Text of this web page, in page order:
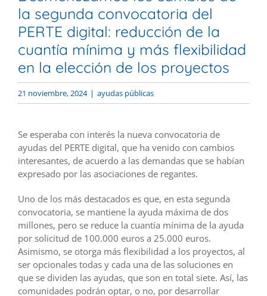
la segunda convocatoria del
PERTE digital: reducción de la
cuantía mínima y más flexibilidad
en la elección de los proyectos
21 noviembre, 2024 | ayudas públicas
Se esperaba con interés la nueva convocatoria de
ayudas del PERTE digital, que ha venido con cambios
interesantes, de acuerdo a las demandas que se habían
expresado por las asociaciones de regantes.
Uno de los más destacados es que, en esta segunda
convocatoria, se mantiene la ayuda máxima de dos
millones, pero se reduce la cuantía mínima de la ayuda
por solicitud de 100.000 euros a 25.000 euros.
Asimismo, se otorga más flexibilidad a los proyectos, al
ser opcionales todas y cada una de las soluciones en
que se dividen las ayudas, que son en total siete. Así, las
comunidades podrán optar, o no, por desarrollar